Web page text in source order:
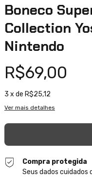
Boneco
Collection
Nintendo
R$69,00
3 x de R$25,12
Ver mais detalhes
Compra protegida
Seus dados